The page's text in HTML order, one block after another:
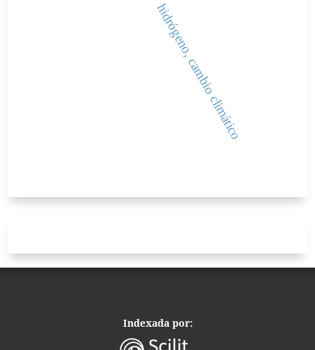
hidrógeno, cambio climático
Indexada por: